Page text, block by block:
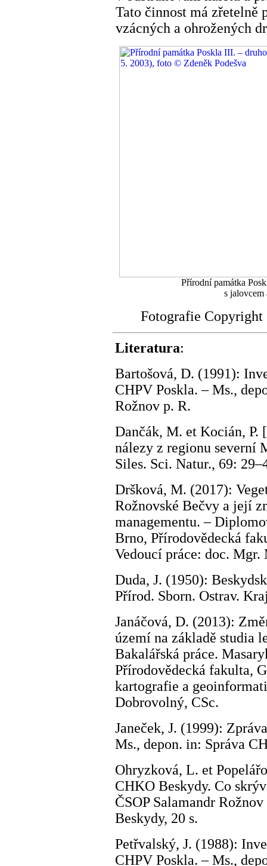
Tato činnost má zřetelně
vzácných a ohrožených
Přírodní památka
s jalovcem
Fotografie Copyright
Literatura:
Bartošová, D. (1991):
CHPV Poskla. – Ms.,
Rožnov p. R.
Dančák, M. et Kocián, P.
nálezy z regionu severní
Siles. Sci. Natur., 69:
Dršková, M. (2017):
Rožnovské Bečvy a její
managementu. –
Brno, Přírodovědecká
Vedoucí práce: doc.
Duda, J. (1950):
Přírod. Sborn. Ostrav.
Janáčová, D. (2013):
území na základě studia
Bakalářská práce.
Přírodovědecká fakulta,
kartografie a
Dobrovolný, CSc.
Janeček, J. (1999):
Ms., depon. in: Správa
Ohryzková, L. et
CHKO Beskydy. Co
ČSOP Salamandr
Beskydy, 20 s.
Petřvalský, J. (1988):
CHPV Poskla. – Ms.,